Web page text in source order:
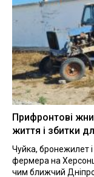
Прифронтові
життя і збитки
Чуйка, бронежилет
фермера на
чим ближчий